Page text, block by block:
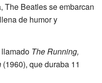
Beatles se embarcan
de humor y
The Running,
(1960), que duraba 11